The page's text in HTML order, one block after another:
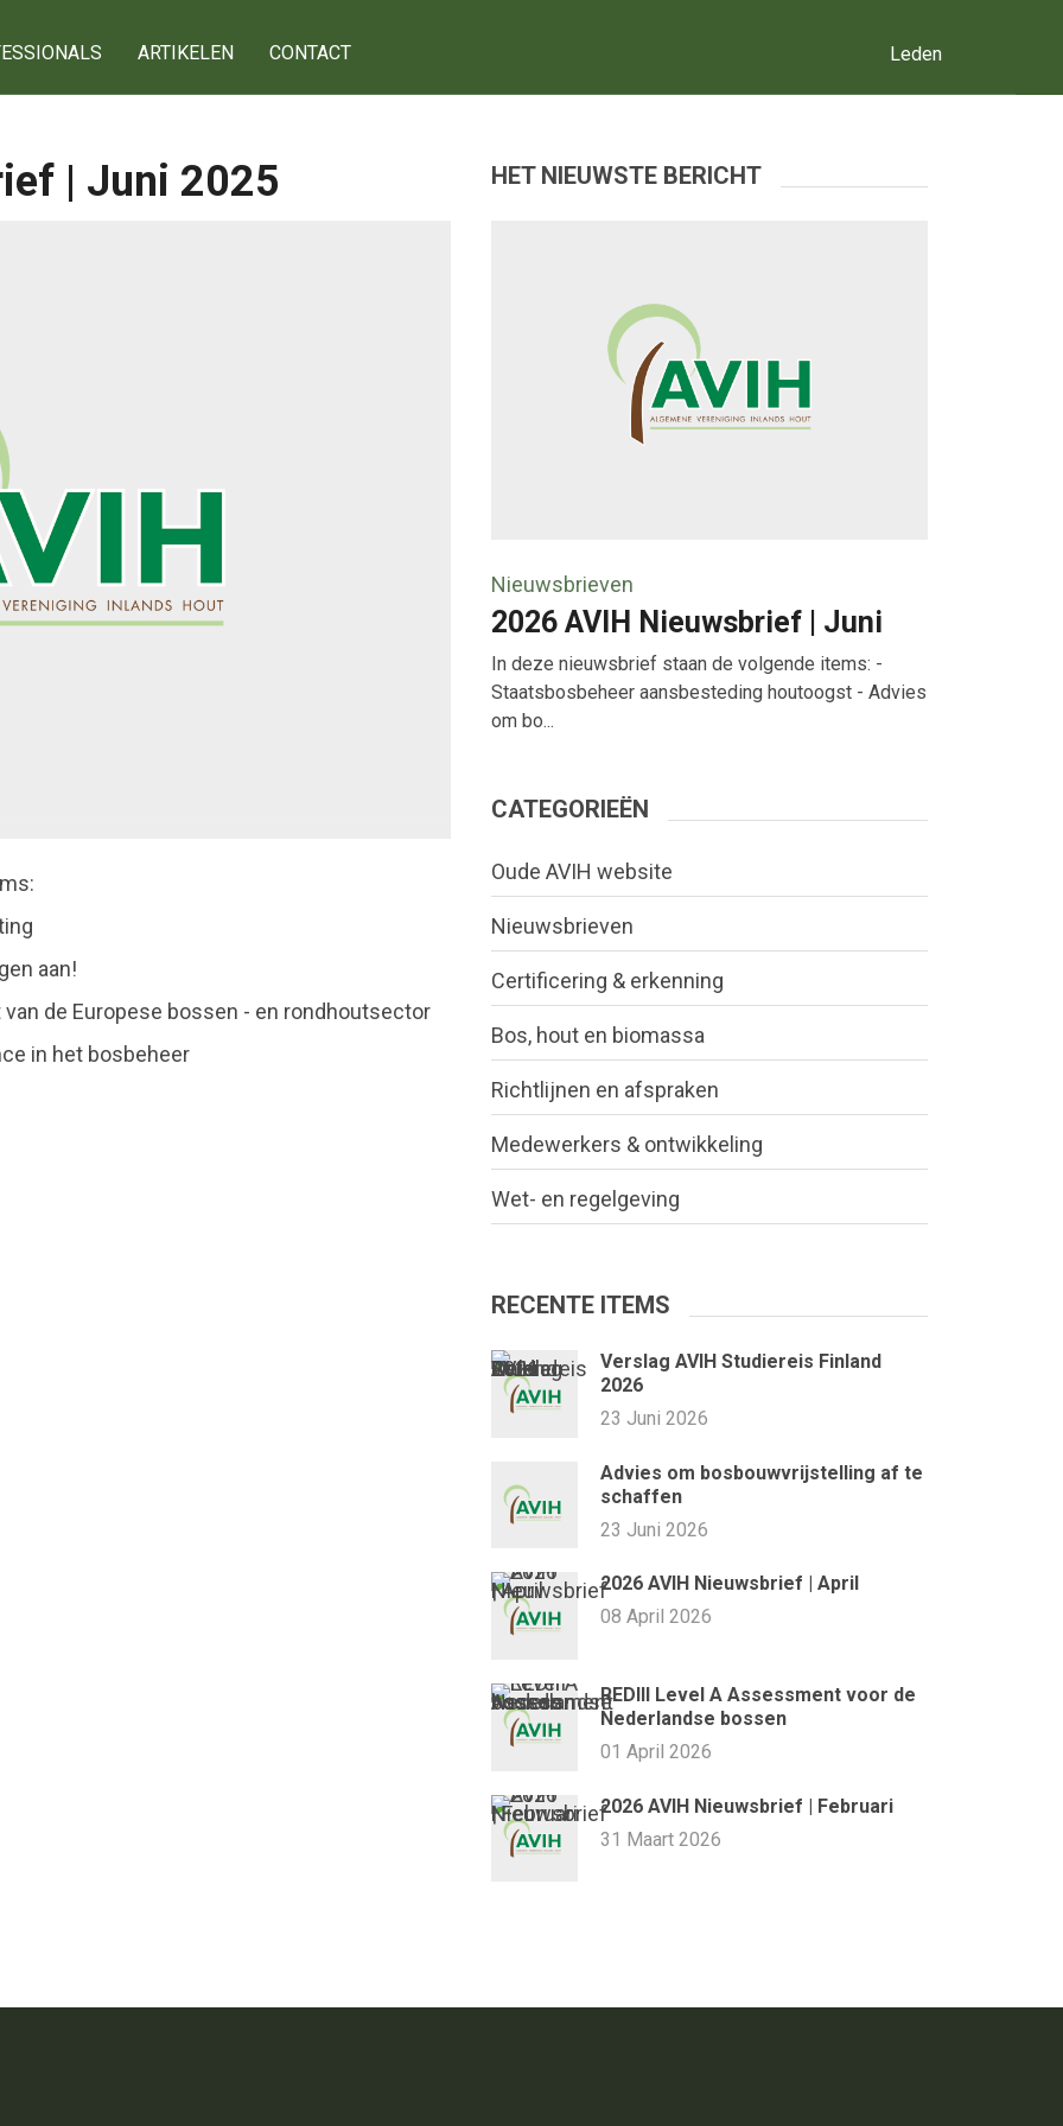
ARTIKELEN CONTACT Leden
| Juni 2025
aan!
de Europese bossen - en rondhoutsector
in het bosbeheer
HET NIEUWSTE BERICHT
Nieuwsbrieven
2026 AVIH Nieuwsbrief | Juni
In deze nieuwsbrief staan de volgende items: -
Staatsbosbeheer aansbesteding houtoogst - Advies
om bo...
CATEGORIEËN
Oude AVIH website
Nieuwsbrieven
Certificering & erkenning
Bos, hout en biomassa
Richtlijnen en afspraken
Medewerkers & ontwikkeling
Wet- en regelgeving
RECENTE ITEMS
Verslag AVIH Studiereis Finland
2026
23 Juni 2026
Advies om bosbouwvrijstelling af te
schaffen
23 Juni 2026
2026 AVIH Nieuwsbrief | April
08 April 2026
REDIII Level A Assessment voor de
Nederlandse bossen
01 April 2026
2026 AVIH Nieuwsbrief | Februari
31 Maart 2026